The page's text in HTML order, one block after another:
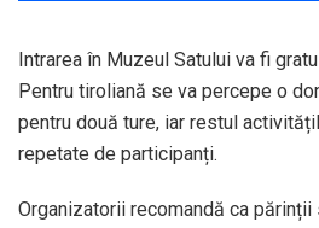
Intrarea în Muzeul Satului va fi
Pentru tiroliană se va percepe o
pentru două ture, iar restul
repetate de participanți.
Organizatorii recomandă ca